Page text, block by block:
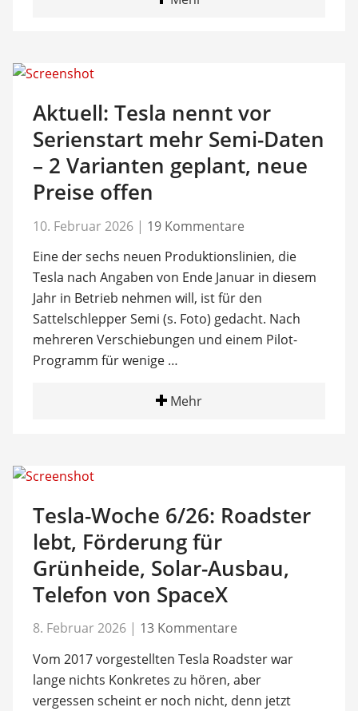
Aktuell: Tesla nennt vor
Serienstart mehr Semi-Daten
– 2 Varianten geplant, neue
Preise offen
10. Februar 2026 | 19 Kommentare
Eine der sechs neuen Produktionslinien, die
Tesla nach Angaben von Ende Januar in diesem
Jahr in Betrieb nehmen will, ist für den
Sattelschlepper Semi (s. Foto) gedacht. Nach
mehreren Verschiebungen und einem Pilot-
Programm für wenige …
Mehr
Tesla-Woche 6/26: Roadster
lebt, Förderung für
Grünheide, Solar-Ausbau,
Telefon von SpaceX
8. Februar 2026 | 13 Kommentare
Vom 2017 vorgestellten Tesla Roadster war
lange nichts Konkretes zu hören, aber
vergessen scheint er noch nicht, denn jetzt